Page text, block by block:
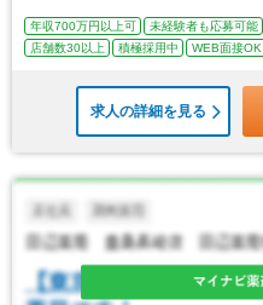
年収700万円以上可 未経験者も応募可能
店舗数30以上
積極採用中 WEB面接OK
求人の詳細を見る